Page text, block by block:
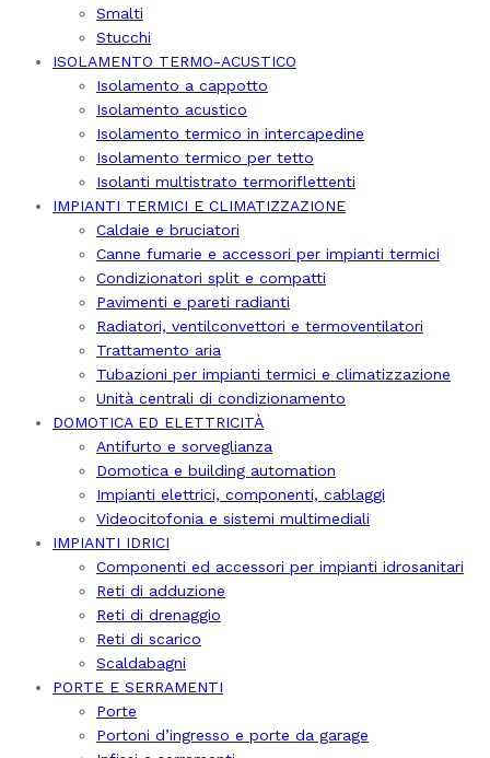
Smalti
Stucchi
ISOLAMENTO TERMO-ACUSTICO
Isolamento a cappotto
Isolamento acustico
Isolamento termico in intercapedine
Isolamento termico per tetto
Isolanti multistrato termoriflettenti
IMPIANTI TERMICI E CLIMATIZZAZIONE
Caldaie e bruciatori
Canne fumarie e accessori per impianti termici
Condizionatori split e compatti
Pavimenti e pareti radianti
Radiatori, ventilconvettori e termoventilatori
Trattamento aria
Tubazioni per impianti termici e climatizzazione
Unità centrali di condizionamento
DOMOTICA ED ELETTRICITÀ
Antifurto e sorveglianza
Domotica e building automation
Impianti elettrici, componenti, cablaggi
Videocitofonia e sistemi multimediali
IMPIANTI IDRICI
Componenti ed accessori per impianti idrosanitari
Reti di adduzione
Reti di drenaggio
Reti di scarico
Scaldabagni
PORTE E SERRAMENTI
Porte
Portoni d’ingresso e porte da garage